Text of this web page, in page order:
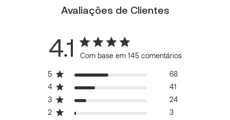
Avaliações de Clientes
4.1 Com base em 145 comentários
5
68
4
41
3
24
2
3